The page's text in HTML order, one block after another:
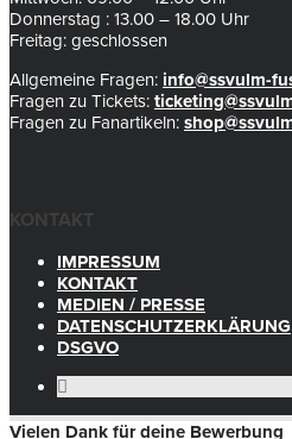
Donnerstag : 13.00 – 18.00 Uhr
Freitag: geschlossen
Allgemeine Fragen: info@ssvulm-
Fragen zu Tickets:
Fragen zu Fanartikeln:
KONTAKT
IMPRESSUM
KONTAKT
MEDIEN / PRESSE
DATENSCHUTZERKLÄRUNG
DSGVO
Vielen Dank für deine Bewerbung